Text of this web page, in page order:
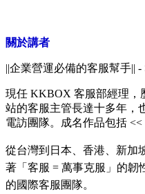
關於講者
||企業營運必備的客服幫手|| -
現任 KKBOX 客服部經理，
站的客服主管長達十多年，
電訪團隊。成名作品包括
從台灣到日本、香港、新加
著「客服 = 萬事克服」的
的國際客服團隊。